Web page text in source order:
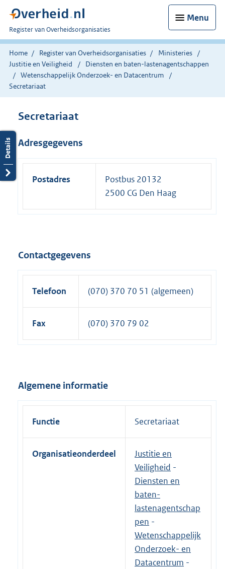
Menu
U
bent
nu
hier:
Register van Overheidsorganisaties
Home Register van Overheidsorganisaties
Ministeries
Justitie en Veiligheid
Diensten en baten-lastenagentschappen
Wetenschappelijk Onderzoek- en Datacentrum
Secretariaat
Secretariaat
Adresgegevens
Postadres
Postbus 20132
2500 CG Den Haag
Contactgegevens
Telefoon (070) 370 70 51 (algemeen)
Fax (070) 370 79 02
Algemene informatie
Functie Secretariaat
Organisatieonderdeel
Justitie en
Veiligheid -
Diensten en
baten-
lastenagentschap
pen -
Wetenschappelijk
Onderzoek- en
Datacentrum -